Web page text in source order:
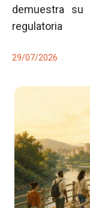
demuestra su
regulatoria
29/07/2026